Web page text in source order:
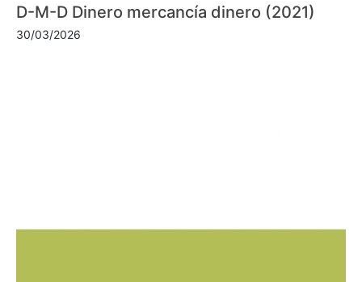
D-M-D Dinero mercancía dinero (2021)
30/03/2026